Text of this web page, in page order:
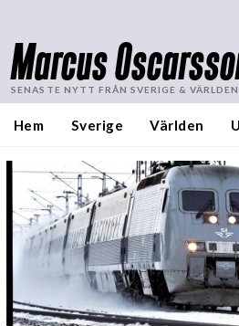
Marcus
SENASTE NYTT FRÅN SVERIGE & VÄRLDEN
Hem Sverige Världen